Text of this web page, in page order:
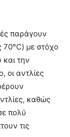
παράγουν
με στόχο
την
οι αντλίες
καθώς
πολύ
τις